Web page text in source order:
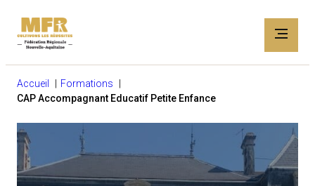
Accueil
Formations
CAP Accompagnant Educatif Petite Enfance